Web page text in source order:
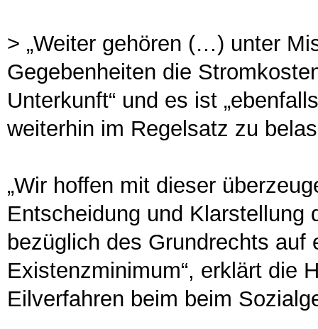
> „Weiter gehören (…) unter
Gegebenheiten die
Unterkunft“ und es ist
weiterhin im Regelsatz zu
„Wir hoffen mit dieser
Entscheidung und Klarstellung
bezüglich des Grundrechts auf
Existenzminimum“, erklärt die
Eilverfahren beim beim